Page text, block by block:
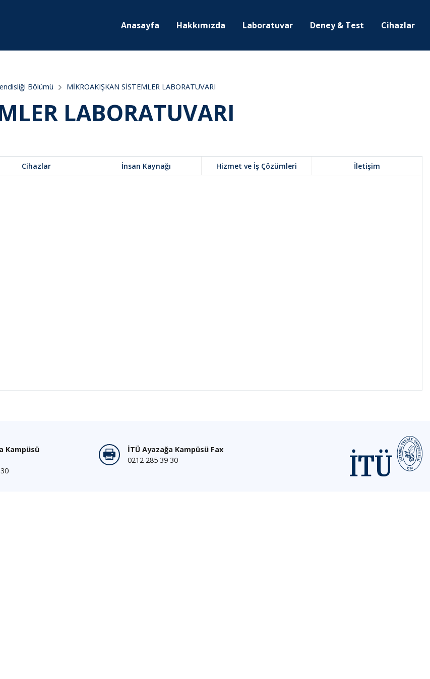
Anasayfa Hakkımızda Laboratuvar Deney & Test Cihazlar
Bölümü MİKROAKIŞKAN SİSTEMLER LABORATUVARI
LABORATUVARI
Cihazlar İnsan Kaynağı Hizmet ve İş Çözümleri İletişim
Kampüsü
İTÜ Ayazağa Kampüsü Fax
0212 285 39 30